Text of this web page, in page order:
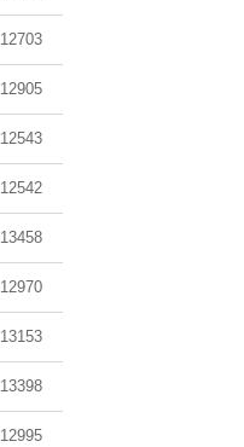
12703
12905
12543
12542
13458
12970
13153
13398
12995